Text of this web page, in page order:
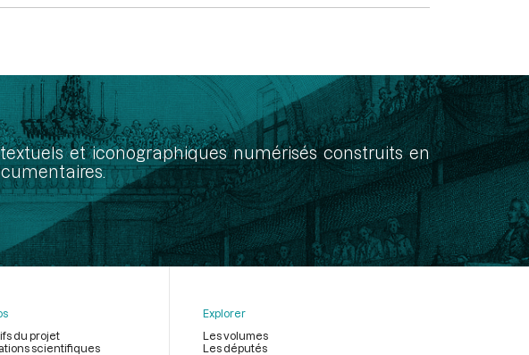
et iconographiques numérisés construits en
du projet
scientifiques
Explorer
Les volumes
Les députés